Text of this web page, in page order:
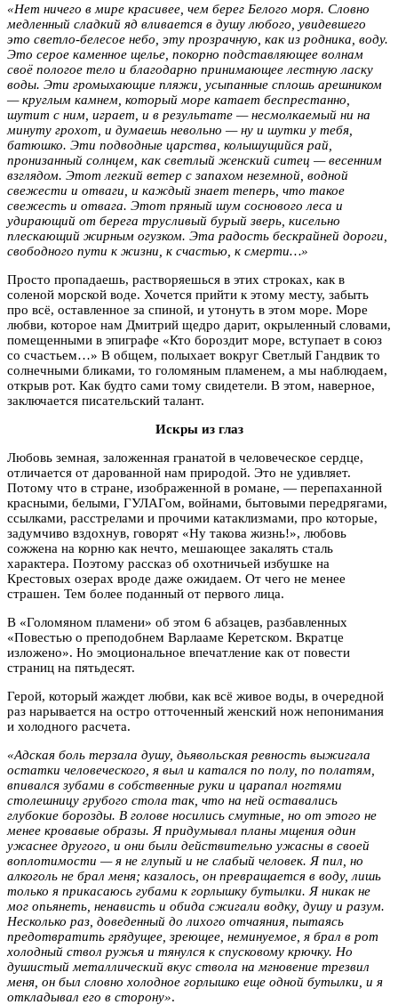
«Нет ничего в мире красивее, чем берег Белого моря. Словно
медленный сладкий яд вливается в душу любого, увидевшего
это светло-белесое небо, эту прозрачную, как из родника, воду.
Это серое каменное щелье, покорно подставляющее волнам
своё пологое тело и благодарно принимающее лестную ласку
воды. Эти громыхающие пляжи, усыпанные сплошь арешником
— круглым камнем, который море катает беспрестанно,
шутит с ним, играет, и в результате — несмолкаемый ни на
минуту грохот, и думаешь невольно — ну и шутки у тебя,
батюшко. Эти подводные царства, колышущийся рай,
пронизанный солнцем, как светлый женский ситец — весенним
взглядом. Этот легкий ветер с запахом неземной, водной
свежести и отваги, и каждый знает теперь, что такое
свежесть и отвага. Этот пряный шум соснового леса и
удирающий от берега трусливый бурый зверь, кисельно
плескающий жирным огузком. Эта радость бескрайней дороги,
свободного пути к жизни, к счастью, к смерти…»
Просто пропадаешь, растворяешься в этих строках, как в
соленой морской воде. Хочется прийти к этому месту, забыть
про всё, оставленное за спиной, и утонуть в этом море. Море
любви, которое нам Дмитрий щедро дарит, окрыленный словами,
помещенными в эпиграфе «Кто бороздит море, вступает в союз
со счастьем…» В общем, полыхает вокруг Светлый Гандвик то
солнечными бликами, то голомяным пламенем, а мы наблюдаем,
открыв рот. Как будто сами тому свидетели. В этом, наверное,
заключается писательский талант.
Искры из глаз
Любовь земная, заложенная гранатой в человеческое сердце,
отличается от дарованной нам природой. Это не удивляет.
Потому что в стране, изображенной в романе, — перепаханной
красными, белыми, ГУЛАГом, войнами, бытовыми передрягами,
ссылками, расстрелами и прочими катаклизмами, про которые,
задумчиво вздохнув, говорят «Ну такова жизнь!», любовь
сожжена на корню как нечто, мешающее закалять сталь
характера. Поэтому рассказ об охотничьей избушке на
Крестовых озерах вроде даже ожидаем. От чего не менее
страшен. Тем более поданный от первого лица.
В «Голомяном пламени» об этом 6 абзацев, разбавленных
«Повестью о преподобнем Варлааме Керетском. Вкратце
изложено». Но эмоциональное впечатление как от повести
страниц на пятьдесят.
Герой, который жаждет любви, как всё живое воды, в очередной
раз нарывается на остро отточенный женский нож непонимания
и холодного расчета.
«Адская боль терзала душу, дьявольская ревность выжигала
остатки человеческого, я выл и катался по полу, по полатям,
впивался зубами в собственные руки и царапал ногтями
столешницу грубого стола так, что на ней оставались
глубокие борозды. В голове носились смутные, но от этого не
менее кровавые образы. Я придумывал планы мщения один
ужаснее другого, и они были действительно ужасны в своей
воплотимости — я не глупый и не слабый человек. Я пил, но
алкоголь не брал меня; казалось, он превращается в воду, лишь
только я прикасаюсь губами к горлышку бутылки. Я никак не
мог опьянеть, ненависть и обида сжигали водку, душу и разум.
Несколько раз, доведенный до лихого отчаяния, пытаясь
предотвратить грядущее, зреющее, неминуемое, я брал в рот
холодный ствол ружья и тянулся к спусковому крючку. Но
душистый металлический вкус ствола на мгновение трезвил
меня, он был словно холодное горлышко еще одной бутылки, и я
откладывал его в сторону».